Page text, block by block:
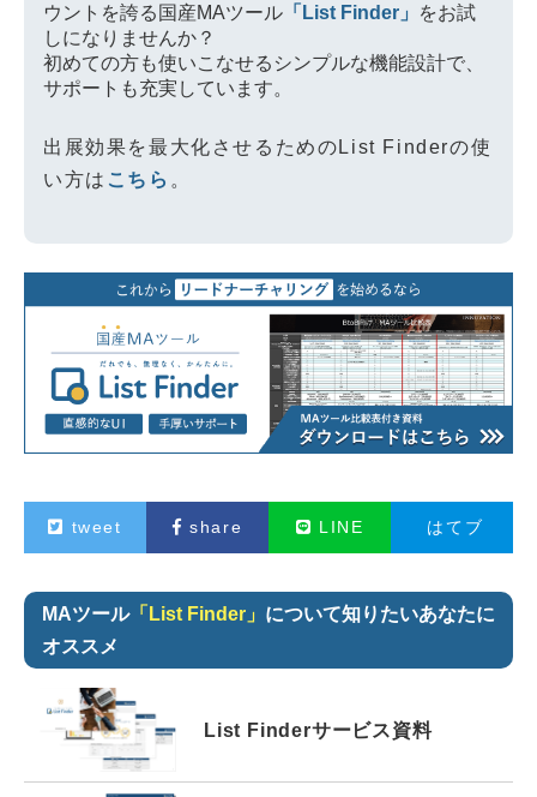
ウントを誇る国産MAツール 「List Finder」
をお試
しになりませんか？
初めての方も使いこなせるシンプルな機能設計で、
サポートも充実しています。
出展効果を最大化させるためのList Finderの使
い方は こちら 。
tweet share LINE はてブ
MAツール「List Finder」 について知りたいあなたに
オススメ
List Finderサービス資料